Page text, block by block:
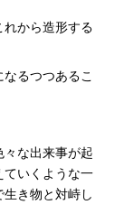
れから造形する
るつつあるこ
な出来事が起
ていくような一
き物と対峙し